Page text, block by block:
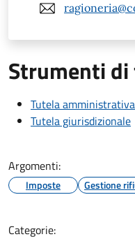
Strumenti
Tutela amministrativa
Tutela giurisdizionale
Argomenti:
Imposte Gestione
Categorie: